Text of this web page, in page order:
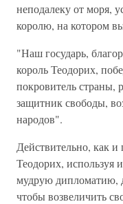
неподалеку от моря,
королю, на котором
"Наш государь,
король Теодорих,
покровитель страны,
защитник свободы,
народов".
Действительно, как
Теодорих,
мудрую дипломатию,
чтобы возвеличить